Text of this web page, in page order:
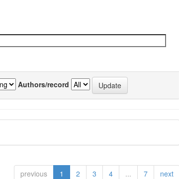
Authors/record
previous 1 2 3 4 ... 7 next